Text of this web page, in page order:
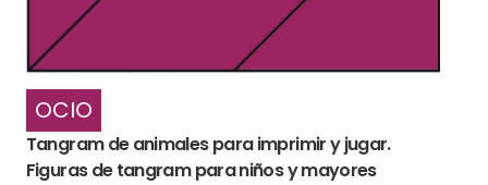
OCIO
Tangram de animales para imprimir y jugar.
Figuras de tangram para niños y mayores